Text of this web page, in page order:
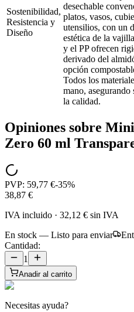
Sostenibilidad,
Resistencia y
Diseño
desechable
platos, vasos,
utensilios, con un
estética de la
y el PP ofrecen
derivado del
opción
Todos los
mano,
la calidad.
Opiniones sobre
Zero 60 ml
PVP: 59,77 €-35%
38,87 €
IVA incluido · 32,12 € sin IVA
En stock — Listo para enviar
Cantidad:
1
Anadir al carrito
Necesitas ayuda?